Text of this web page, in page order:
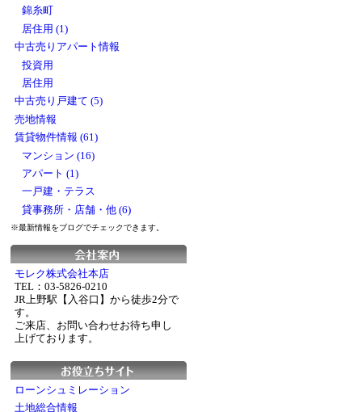
錦糸町
居住用 (1)
中古売りアパート情報
投資用
居住用
中古売り戸建て (5)
売地情報
賃貸物件情報 (61)
マンション (16)
アパート (1)
一戸建・テラス
貸事務所・店舗・他 (6)
※最新情報をブログでチェックできます。
モレク株式会社本店
TEL：03-5826-0210
JR上野駅【入谷口】から徒歩2分で
す。
ご来店、お問い合わせお待ち申し
上げております。
ローンシュミレーション
土地総合情報